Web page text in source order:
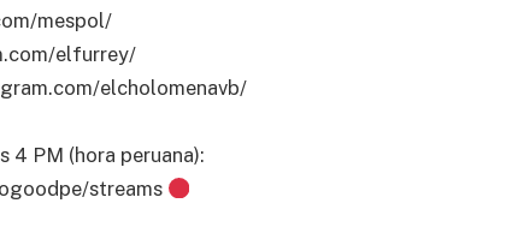
mespol/
elfurrey/
elcholomenavb/
4 PM (hora peruana):
streams